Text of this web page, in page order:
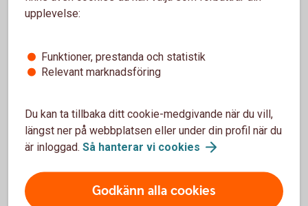
betalningar.
appen
upplevelse:
Funktioner, prestanda och statistik
Relevant marknadsföring
Du kan ta tillbaka ditt cookie-medgivande när du vill,
längst ner på webbplatsen eller under din profil när du
är inloggad. Så hanterar vi cookies
Godkänn alla cookies